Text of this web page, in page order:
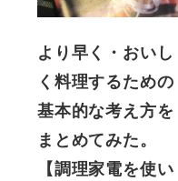
より早く・おいし
く料理するための
基本的な考え方を
まとめてみた。
【調理家電を使い